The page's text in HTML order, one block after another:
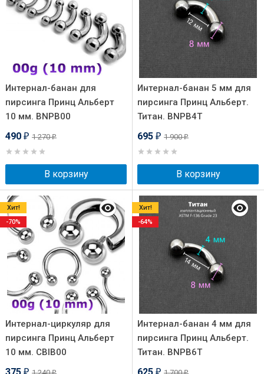
Интернал-банан для
пирсинга Принц Альберт
10 мм. BNPB00
490 ₽ 1 270₽
В корзину
Интернал-банан 5 мм для
пирсинга Принц Альберт.
Титан. BNPB4T
695 ₽ 1 900₽
В корзину
Интернал-циркуляр для
пирсинга Принц Альберт
10 мм. CBIB00
₽ ₽
Хит!
-70%
Интернал-банан 4 мм для
пирсинга Принц Альберт.
Титан. BNPB6T
₽ ₽
Хит!
-64%